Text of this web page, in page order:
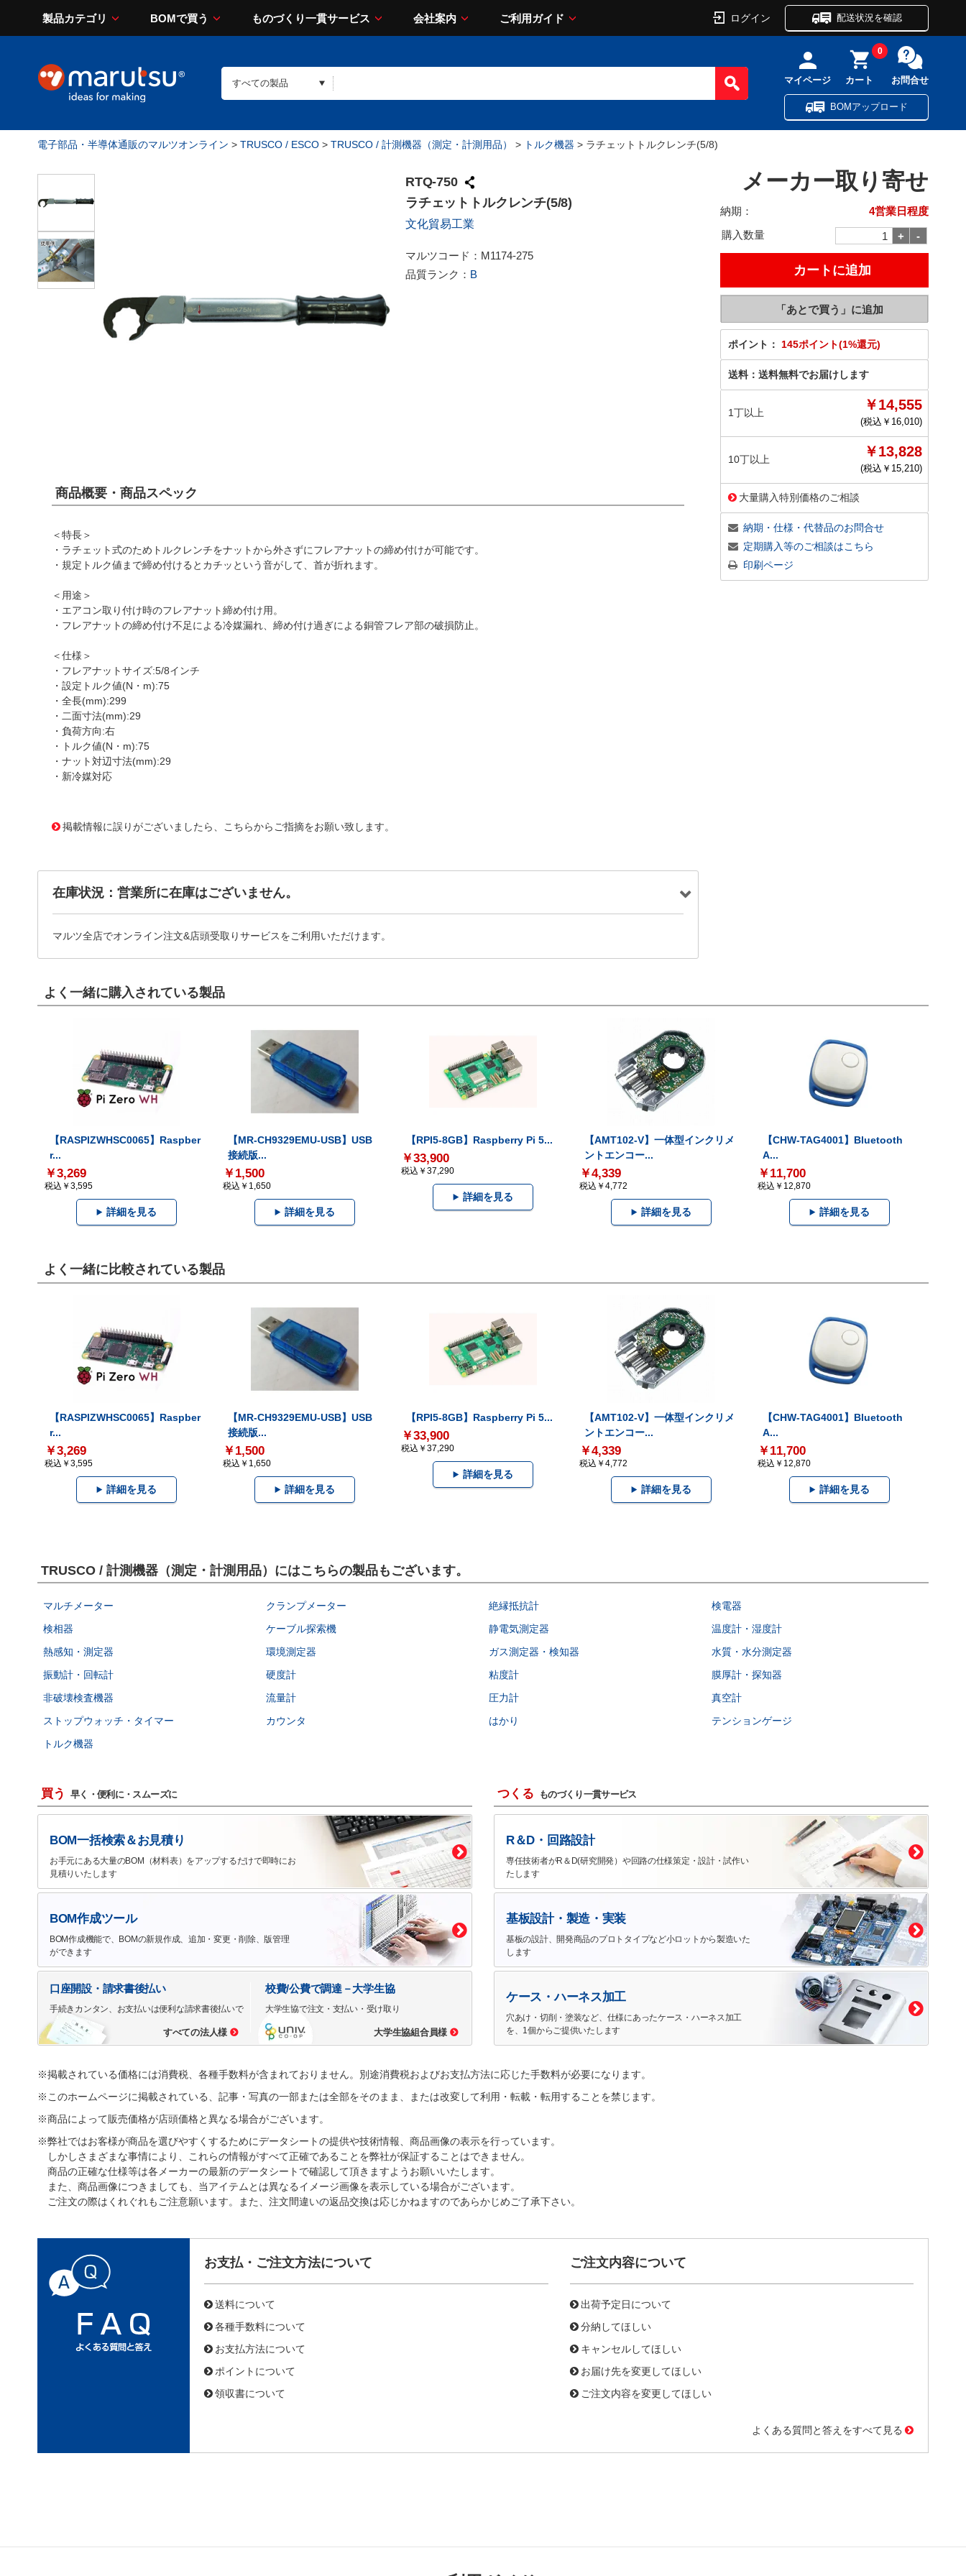
製品カテゴリ BOMで買う ものづくり一貫サービス 会社案内 ご利用ガイド ログイン 配送状況を確認
マイページ カート
0
お問合せ
BOMアップロード
電子部品・半導体通販のマルツオンライン > TRUSCO / ESCO > TRUSCO / 計測機器（測定・計測用品） > トルク機器 > ラチェットトルクレンチ(5/8)
RTQ-750
ラチェットトルクレンチ(5/8)
文化貿易工業
マルツコード： M1174-275
品質ランク： B
メーカー取り寄せ
納期：
4営業日程度
購入数量
ポイント： 145ポイント(1%還元)
送料： 送料無料でお届けします
1丁以上 ￥14,555
(税込￥ 16,010)
10丁以上 ￥13,828
(税込￥ 15,210)
大量購入特別価格のご相談
納期・仕様・代替品のお問合せ
定期購入等のご相談はこちら
印刷ページ
商品概要・商品スペック
＜特長＞
・ラチェット式のためトルクレンチをナットから外さずにフレアナットの締め付けが可能です。
・規定トルク値まで締め付けるとカチッという音がして、首が折れます。
＜用途＞
・エアコン取り付け時のフレアナット締め付け用。
・フレアナットの締め付け不足による冷媒漏れ、締め付け過ぎによる銅管フレア部の破損防止。
＜仕様＞
・フレアナットサイズ:5/8インチ
・設定トルク値(N・m):75
・全長(mm):299
・二面寸法(mm):29
・負荷方向:右
・トルク値(N・m):75
・ナット対辺寸法(mm):29
・新冷媒対応
掲載情報に誤りがございましたら、こちらからご指摘をお願い致します。
在庫状況：営業所に在庫はございません。
マルツ全店でオンライン注文&店頭受取りサービスをご利用いただけます。
よく一緒に購入されている製品
【RASPIZWHSC0065】Raspber
r...
￥3,269
税込￥3,595
詳細を見る
【MR-CH9329EMU-USB】USB
接続版...
￥1,500
税込￥1,650
詳細を見る
【RPI5-8GB】Raspberry Pi 5...
￥33,900
税込￥37,290
詳細を見る
【AMT102-V】一体型インクリメ
ントエンコー...
￥4,339
税込￥4,772
詳細を見る
【CHW-TAG4001】Bluetooth
A...
￥11,700
税込￥12,870
詳細を見る
よく一緒に比較されている製品
【RASPIZWHSC0065】Raspber
r...
￥3,269
税込￥3,595
詳細を見る
【MR-CH9329EMU-USB】USB
接続版...
￥1,500
税込￥1,650
詳細を見る
【RPI5-8GB】Raspberry Pi 5...
￥33,900
税込￥37,290
詳細を見る
【AMT102-V】一体型インクリメ
ントエンコー...
￥4,339
税込￥4,772
詳細を見る
【CHW-TAG4001】Bluetooth
A...
￥11,700
税込￥12,870
詳細を見る
TRUSCO / 計測機器（測定・計測用品）にはこちらの製品もございます。
マルチメーター クランプメーター 絶縁抵抗計
検電器
検相器
ケーブル探索機 静電気測定器
温度計・湿度計
熱感知・測定器
環境測定器 ガス測定器・検知器
水質・水分測定器
振動計・回転計
硬度計 粘度計
膜厚計・探知器
非破壊検査機器
流量計 圧力計
真空計
ストップウォッチ・タイマー
カウンタ はかり
テンションゲージ
トルク機器
買う 早く・便利に・スムーズに
BOM一括検索＆お見積り
お手元にある大量のBOM（材料表）をアップするだけで即時にお
見積りいたします
BOM作成ツール
BOM作成機能で、BOMの新規作成、追加・変更・削除、版管理
ができます
口座開設・請求書後払い
手続きカンタン、お支払いは便利な請求書後払いで
すべての法人様
校費/公費で調達－大学生協
大学生協で注文・支払い・受け取り
大学生協組合員様
つくる ものづくり一貫サービス
R＆D・回路設計
専任技術者がR＆D(研究開発）や回路の仕様策定・設計・試作い
たします
基板設計・製造・実装
基板の設計、開発商品のプロトタイプなど小ロットから製造いた
します
ケース・ハーネス加工
穴あけ・切削・塗装など、仕様にあったケース・ハーネス加工
を、1個からご提供いたします
※掲載されている価格には消費税、各種手数料が含まれておりません。別途消費税およびお支払方法に応じた手数料が必要になります。
※このホームページに掲載されている、記事・写真の一部または全部をそのまま、または改変して利用・転載・転用することを禁じます。
※商品によって販売価格が店頭価格と異なる場合がございます。
※弊社ではお客様が商品を選びやすくするためにデータシートの提供や技術情報、商品画像の表示を行っています。
しかしさまざまな事情により、これらの情報がすべて正確であることを弊社が保証することはできません。
商品の正確な仕様等は各メーカーの最新のデータシートで確認して頂きますようお願いいたします。
また、商品画像につきましても、当アイテムとは異なるイメージ画像を表示している場合がございます。
ご注文の際はくれぐれもご注意願います。また、注文間違いの返品交換は応じかねますのであらかじめご了承下さい。
お支払・ご注文方法について
送料について
各種手数料について
お支払方法について
ポイントについて
領収書について
ご注文内容について
出荷予定日について
分納してほしい
キャンセルしてほしい
お届け先を変更してほしい
ご注文内容を変更してほしい
よくある質問と答えをすべて見る